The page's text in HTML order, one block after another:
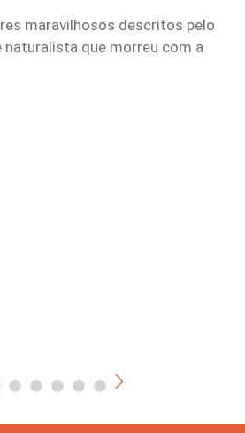
maravilhosos descritos pelo
que morreu com a